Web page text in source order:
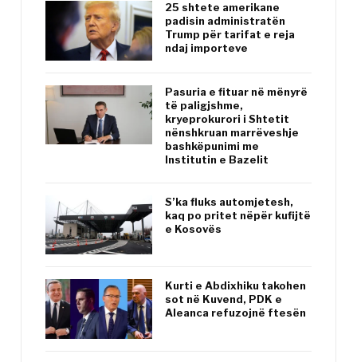
25 shtete amerikane
padisin administratën
Trump për tarifat e reja
ndaj importeve
Pasuria e fituar në mënyrë
të paligjshme,
kryeprokurori i Shtetit
nënshkruan marrëveshje
bashkëpunimi me
Institutin e Bazelit
S’ka fluks automjetesh,
kaq po pritet nëpër kufijtë
e Kosovës
Kurti e Abdixhiku takohen
sot në Kuvend, PDK e
Aleanca refuzojnë ftesën